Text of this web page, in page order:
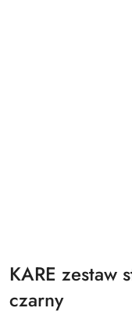
KARE zestaw
czarny